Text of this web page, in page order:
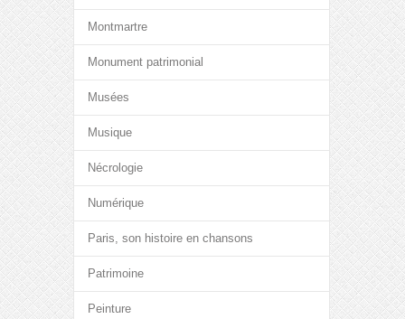
Montmartre
Monument patrimonial
Musées
Musique
Nécrologie
Numérique
Paris, son histoire en chansons
Patrimoine
Peinture